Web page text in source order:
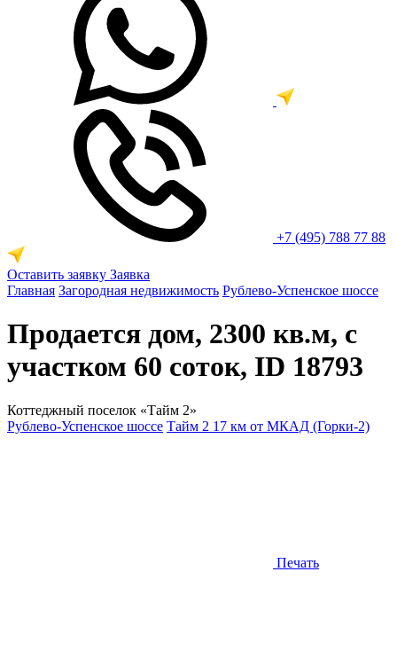
+7 (495) 788 77 88
Оставить заявку Заявка
Главная Загородная недвижимость Рублево-Успенское шоссе
Продается дом, 2300 кв.м, с
участком 60 соток, ID 18793
Коттеджный поселок «Тайм 2»
Рублево-Успенское шоссе Тайм 2 17 км от МКАД (Горки-2)
Печать